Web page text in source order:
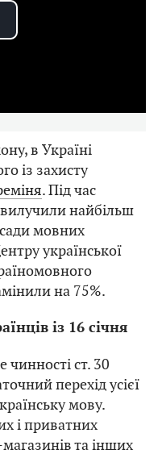
в Україні
із захисту
. Під час
найбільш
мовних
української
на 75%.
із 16 січня
чинності ст. 30
перехід усієї
мову.
і приватних
та інших